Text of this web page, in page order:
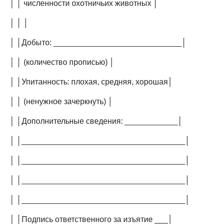
│ │ численности охотничьих животных │
│ │Добыто: _____________________________│
│ │ (количество прописью) │
│ │Упитанность: плохая, средняя, хорошая│
│ │ (ненужное зачеркнуть) │
│ │Дополнительные сведения: ____________│
│ │Подпись ответственного за изъятие ___│